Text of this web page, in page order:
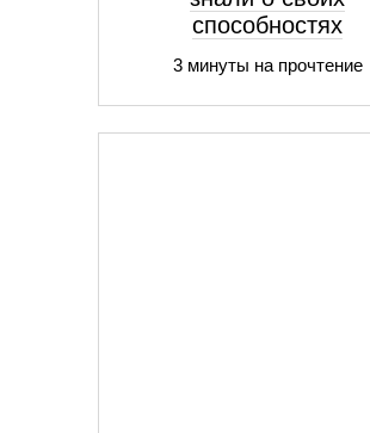
способностях
3 минуты на прочтение